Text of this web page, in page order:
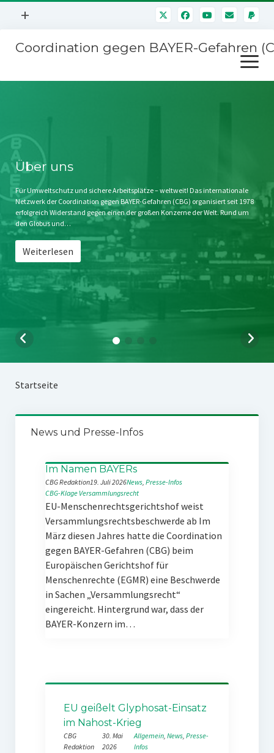
Menü
+
Mitmachen
Kontakt
Impressum
Störfälle
Coordination gegen BAYER-Gefahren
Menü
öffnen
Stichwort BAYER
Jahrestagung
SPENDEN
Über uns
Für Umweltschutz und sichere Arbeitsplätze – weltweit! Das internationale
Netzwerk der Coordination gegen BAYER-Gefahren (CBG) organisiert seit 1978
erfolgreich Widerstand gegen einen der großen Konzerne der Welt. Rund um
den Globus und…
Weiterlesen
Startseite
News und Presse-Infos
Im Namen BAYERs
CBG Redaktion19. Juli 2026News, Presse-Infos
CBG-Klage Versammlungsrecht
EU-Menschenrechtsgerichtshof weist
Versammlungsrechtsbeschwerde ab Im
März diesen Jahres hatte die Coordination
gegen BAYER-Gefahren (CBG) beim
Europäischen Gerichtshof für
Menschenrechte (EGMR) eine Beschwerde
in Sachen „Versammlungsrecht“
eingereicht. Hintergrund war, dass der
BAYER-Konzern im…
EU geißelt Glyphosat-Einsatz
im Nahost-Krieg
CBG
Redaktion
30. Mai
2026
Allgemein, News, Presse-
Infos